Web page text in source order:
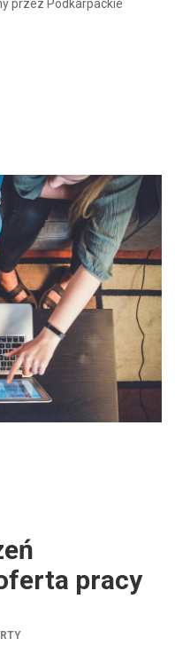
przez Podkarpackie
pracy